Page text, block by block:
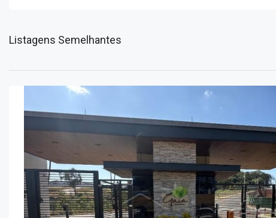
Listagens Semelhantes